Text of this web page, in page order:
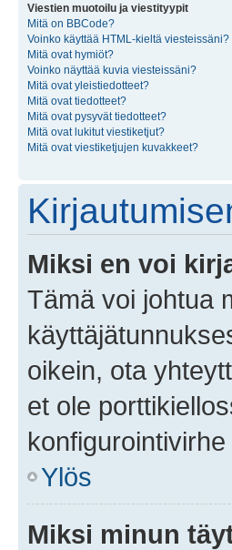
Viestien muotoilu ja viestityypit
Mitä on BBCode?
Voinko käyttää HTML-kieltä viesteissäni?
Mitä ovat hymiöt?
Voinko näyttää kuvia viesteissäni?
Mitä ovat yleistiedotteet?
Mitä ovat tiedotteet?
Mitä ovat pysyvät tiedotteet?
Mitä ovat lukitut viestiketjut?
Mitä ovat viestiketjujen kuvakkeet?
Miksi en voi
Tämä voi johtua
oikein, ota
et ole
Ylös
Miksi minun